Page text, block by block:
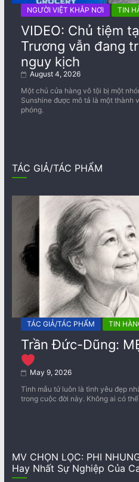
NGƯỜI VIỆT KHẮP NƠI TIN
VIDEO: Chủ tiệm
Trương vẫn đang
nguy kịch
August 4, 2026
Một chủ cửa hàng vô tội bị một
Sunshine được mô tả là một thành
phóng.
TÁC GIẢ/TÁC PHẨM
TÁC GIẢ/TÁC PHẨM TIN
Trần Đức-Dũng:
May 9, 2026
Tình mẫu tử luôn là tình yêu đẹp
trong cuộc đời này. Không ai có
MV CHỌN LỌC: PHI
Hay Nhất Sự Nghiệp Của